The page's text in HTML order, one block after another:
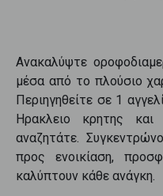
Ανακαλύψτε
μέσα από το πλούσιο
Περιηγηθείτε σε 1
Ηρακλειο κρητης και
αναζητάτε.
προςενοικίαση,
καλύπτουν κάθε ανάγκη.